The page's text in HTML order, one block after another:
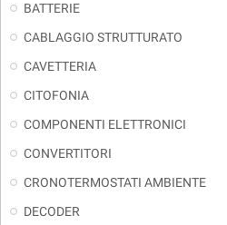
BATTERIE
CABLAGGIO STRUTTURATO
CAVETTERIA
CITOFONIA
COMPONENTI ELETTRONICI
CONVERTITORI
CRONOTERMOSTATI AMBIENTE
DECODER